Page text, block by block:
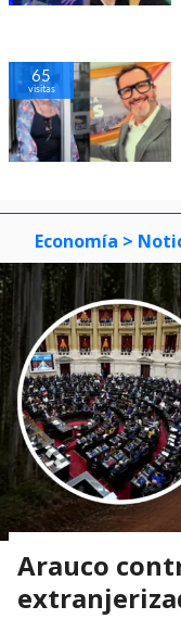
65
visitas
Economía >
Arauco